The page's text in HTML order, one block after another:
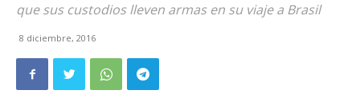
que sus custodios lleven armas en su viaje a Brasil
8 diciembre, 2016